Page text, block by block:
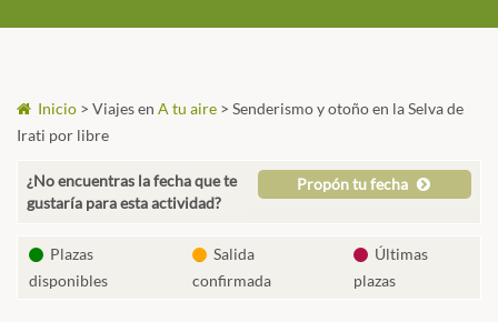
Inicio > Viajes en A tu aire > Senderismo y otoño en la Selva de
Irati por libre
¿No encuentras la fecha que te
gustaría para esta actividad?
Propón tu fecha
Plazas
disponibles
Salida
confirmada
Últimas
plazas